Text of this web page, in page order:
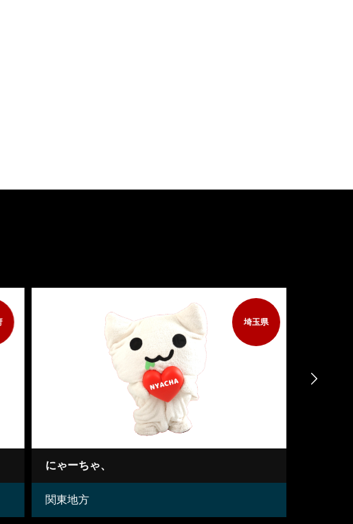
埼玉県
にゃーちゃ、
関東地方
